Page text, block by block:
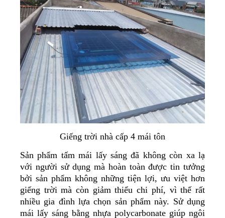
Giếng trời nhà cấp 4 mái tôn
Sản phẩm tấm mái lấy sáng đã không còn xa lạ
với người sử dụng mà hoàn toàn được tin tưởng
bởi sản phẩm không những tiện lợi, ưu việt hơn
giếng trời mà còn giảm thiểu chi phí, vì thế rất
nhiều gia đình lựa chọn sản phẩm này. Sử dụng
mái lấy sáng bằng nhựa polycarbonate giúp ngôi